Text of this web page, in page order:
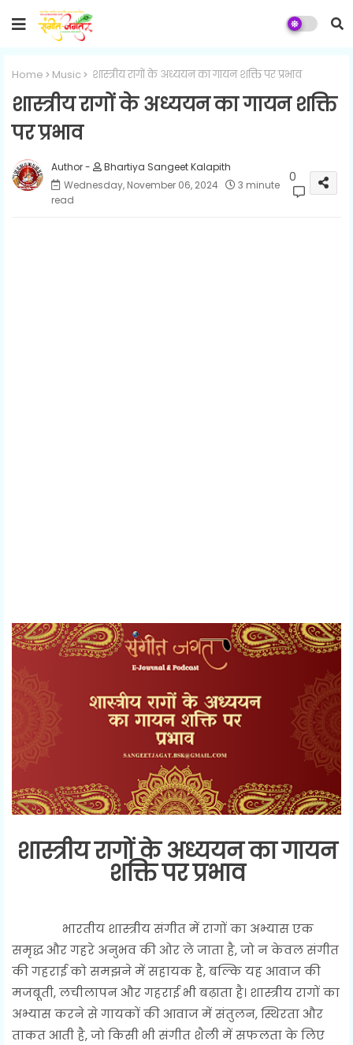
Home Music शास्त्रीय रागों के अध्ययन का गायन शक्ति पर प्रभाव
शास्त्रीय रागों के अध्ययन का गायन शक्ति
पर प्रभाव
Bhartiya Sangeet Kalapith
Wednesday, November 06, 2024
3 minute
read
0
शास्त्रीय रागों के अध्ययन का गायन
शक्ति पर प्रभाव
भारतीय शास्त्रीय संगीत में रागों का अभ्यास एक
समृद्ध और गहरे अनुभव की ओर ले जाता है, जो न केवल संगीत
की गहराई को समझने में सहायक है, बल्कि यह आवाज की
मजबूती, लचीलापन और गहराई भी बढ़ाता है। शास्त्रीय रागों का
अभ्यास करने से गायकों की आवाज में संतुलन, स्थिरता और
ताकत आती है, जो किसी भी संगीत शैली में सफलता के लिए